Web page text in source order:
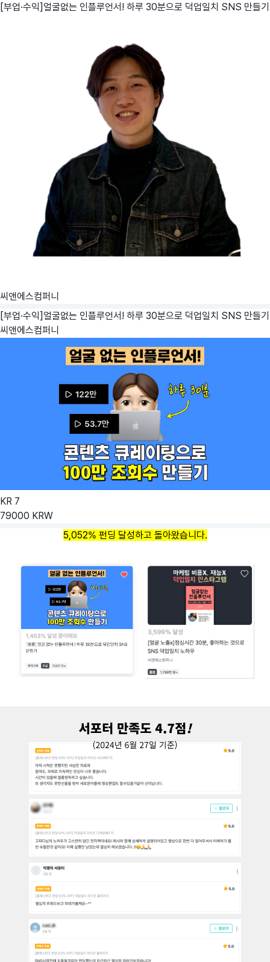
[부업·수익]얼굴없는 인플루언서! 하루 30분으로 덕업일치 SNS 만들기
씨앤에스컴퍼니
[부업·수익]얼굴없는 인플루언서! 하루 30분으로 덕업일치 SNS 만들기
씨앤에스컴퍼니
KR 7
79000 KRW
5,052% 펀딩 달성하고 돌아왔습니다.